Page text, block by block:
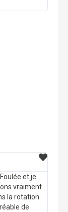
et je
vraiment
la rotation
de